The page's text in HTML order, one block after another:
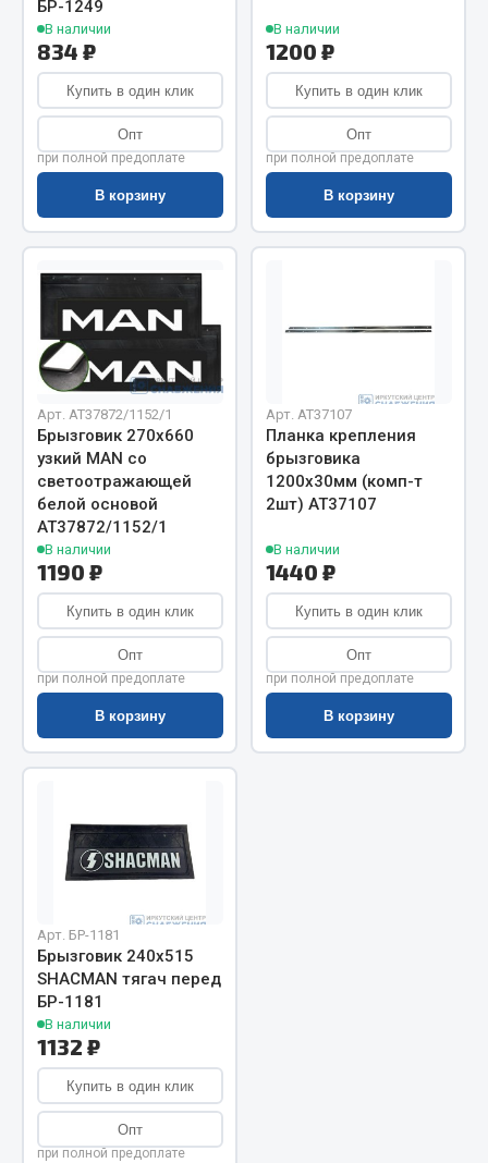
Весь раздел
Цепи подъёмные
Весь раздел
РТИ
Кольца уплотнительные
Лента конвейерная
Манжеты
Паронит
Патрубки
Прокладки
Рукава высокого давления
Показать ещё
Весь раздел
Автомобильная электрика
Автолампы
Блоки реле и предохранителей
Вилки нагрузочные
Выключатели и переключатели клавишные
Изолента
Весь раздел
Запчасти на полуприцепы
Амортизаторы для полуприцепов
Весь раздел
БР-1249
В наличии
834 ₽
Купить в один клик
Опт
при полной предоплате
В корзину
В наличии
1200 ₽
Купить в один клик
Опт
при полной предоплате
В корзину
Арт. AT37872/1152/1
Брызговик 270х660
узкий MAN со
светоотражающей
белой основой
АТ37872/1152/1
В наличии
1190 ₽
Купить в один клик
Опт
при полной предоплате
В корзину
Арт. AT37107
Планка крепления
брызговика
1200х30мм (комп-т
2шт) АТ37107
В наличии
1440 ₽
Купить в один клик
Опт
при полной предоплате
В корзину
Арт. БР-1181
Брызговик 240х515
SHACMAN тягач перед
БР-1181
В наличии
1132 ₽
Купить в один клик
Опт
при полной предоплате